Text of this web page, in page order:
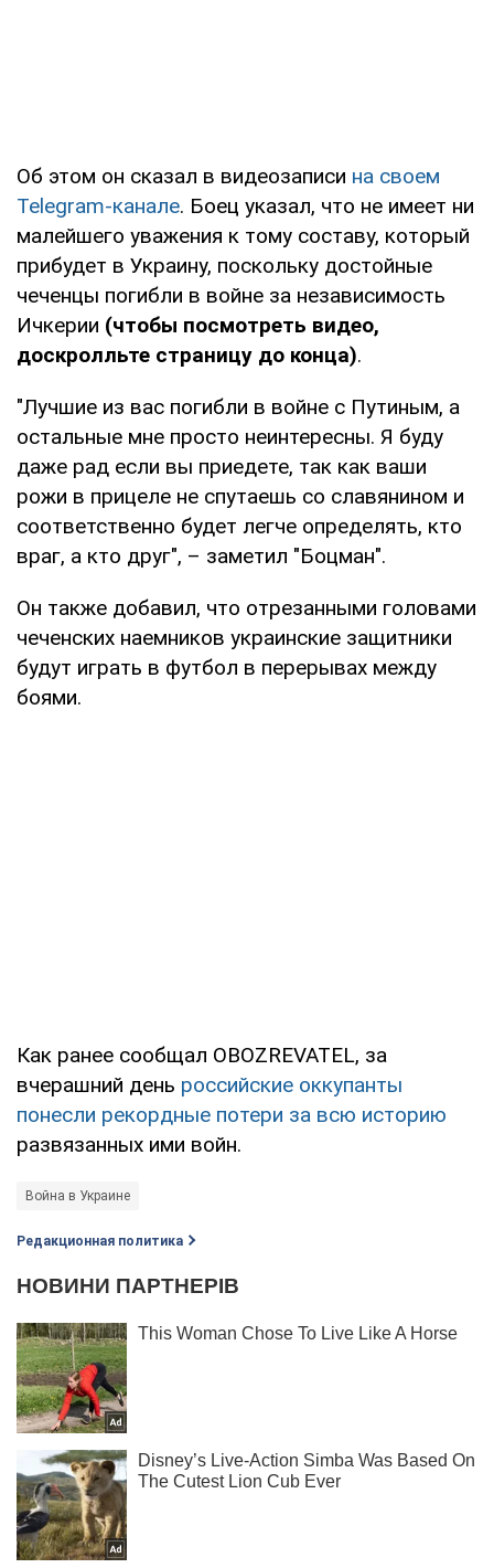
Об этом он сказал в видеозаписи на своем
Telegram-канале. Боец указал, что не имеет ни
малейшего уважения к тому составу, который
прибудет в Украину, поскольку достойные
чеченцы погибли в войне за независимость
Ичкерии (чтобы посмотреть видео,
доскролльте страницу до конца).
"Лучшие из вас погибли в войне с Путиным, а
остальные мне просто неинтересны. Я буду
даже рад если вы приедете, так как ваши
рожи в прицеле не спутаешь со славянином и
соответственно будет легче определять, кто
враг, а кто друг", – заметил "Боцман".
Он также добавил, что отрезанными головами
чеченских наемников украинские защитники
будут играть в футбол в перерывах между
боями.
Как ранее сообщал OBOZREVATEL, за
вчерашний день российские оккупанты
понесли рекордные потери за всю историю
развязанных ими войн.
Война в Украине
Редакционная политика